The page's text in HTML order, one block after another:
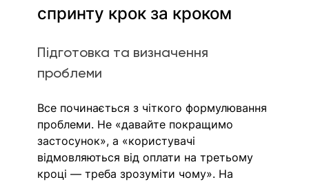
спринту крок за кроком
Підготовка та визначення
проблеми
Все починається з чіткого формулювання
проблеми. Не «давайте покращимо
застосунок», а «користувачі
відмовляються від оплати на третьому
кроці — треба зрозуміти чому». На